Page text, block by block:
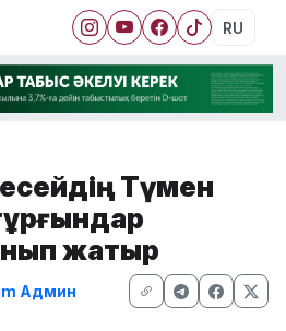
RU
Түмен
жатыр
Админ